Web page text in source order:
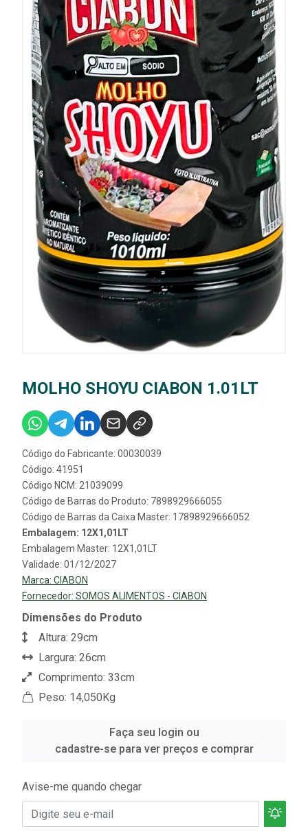
MOLHO SHOYU CIABON 1.01LT
Código do Fabricante: 00030039
Código: 41951
Código NCM: 21039099
Código de Barras do Produto: 7898929666055
Código de Barras da Caixa Master: 17898929666052
Embalagem: 12X1,01LT
Embalagem Master: 12X1,01LT
Validade: 01/12/2027
Marca: CIABON
Fornecedor: SOMOS ALIMENTOS - CIABON
Dimensões do Produto
Altura: 29cm
Largura: 26cm
Comprimento: 33cm
Peso: 14,050Kg
Faça seu login ou
cadastre-se para ver preços e comprar
Avise-me quando chegar